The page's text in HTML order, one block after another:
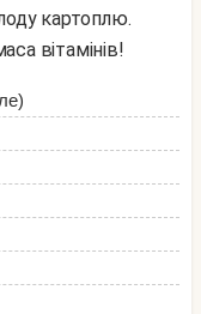
картоплю.
вітамінів!